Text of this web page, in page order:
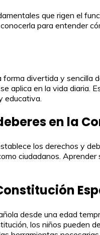
que rigen el
para entender
divertida y
aplica en la vida diaria.
educativa.
en la
los derechos y
ciudadanos.
desde una edad
los niños pueden